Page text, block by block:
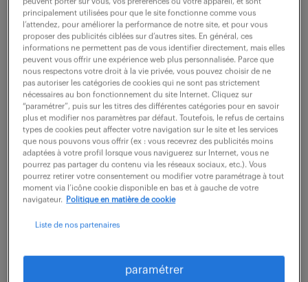
42 000 - 50 000 € / an
Sous la responsabilité de la direction de site, vous
pilotez l'activité du laboratoire, composé de 7
collaborateurs, afin de garantir la fiabilité et la
traçabilité des contrôles dans le strict...
voir l'offre
responsable de laboratoire
peuvent porter sur vous, vos préférences ou votre appareil, et sont
principalement utilisées pour que le site fonctionne comme vous
l’attendez, pour améliorer la performance de notre site, et pour vous
proposer des publicités ciblées sur d’autres sites. En général, ces
informations ne permettent pas de vous identifier directement, mais elles
peuvent vous offrir une expérience web plus personnalisée. Parce que
nous respectons votre droit à la vie privée, vous pouvez choisir de ne
pas autoriser les catégories de cookies qui ne sont pas strictement
nécessaires au bon fonctionnement du site Internet. Cliquez sur
“paramétrer”, puis sur les titres des différentes catégories pour en savoir
plus et modifier nos paramètres par défaut. Toutefois, le refus de certains
types de cookies peut affecter votre navigation sur le site et les services
que nous pouvons vous offrir (ex : vous recevrez des publicités moins
adaptées à votre profil lorsque vous naviguerez sur Internet, vous ne
pourrez pas partager du contenu via les réseaux sociaux, etc.). Vous
pourrez retirer votre consentement ou modifier votre paramétrage à tout
moment via l’icône cookie disponible en bas et à gauche de votre
navigateur.
Politique en matière de cookie
Liste de nos partenaires
paramétrer